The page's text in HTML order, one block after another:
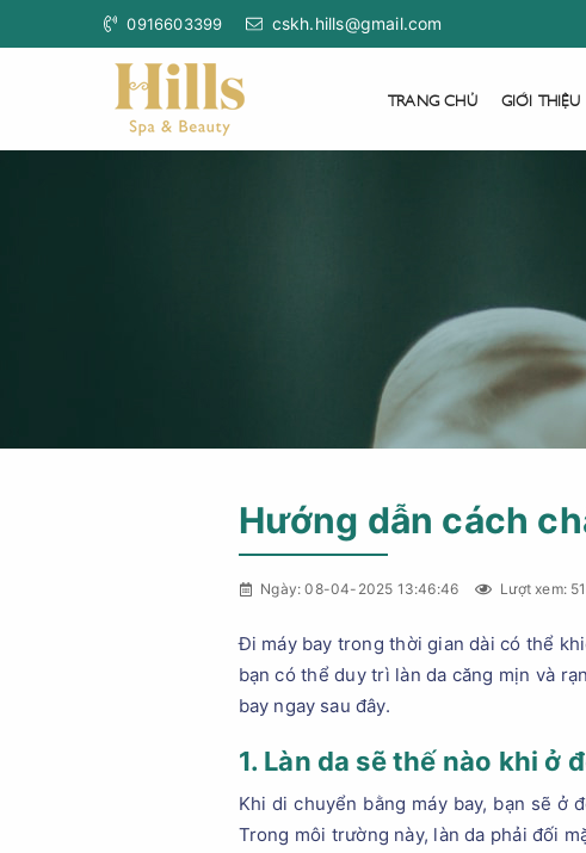
0916603399 cskh.hills@gmail.com
TRANG CHỦ GIỚI THIỆU
Hướng dẫn cách
Ngày: 08-04-2025 13:46:46 Lượt xem:
Đi máy bay trong thời gian dài có thể
bạn có thể duy trì làn da căng mịn và
bay ngay sau đây.
1. Làn da sẽ thế nào khi ở
Khi di chuyển bằng máy bay, bạn sẽ ở
Trong môi trường này, làn da phải đối